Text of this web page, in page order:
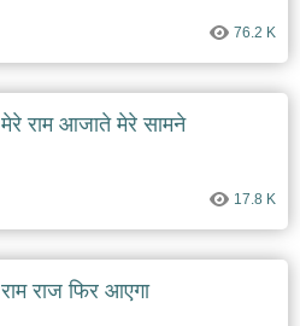
76.2 K
मेरे राम आजाते मेरे सामने
17.8 K
राम राज फिर आएगा